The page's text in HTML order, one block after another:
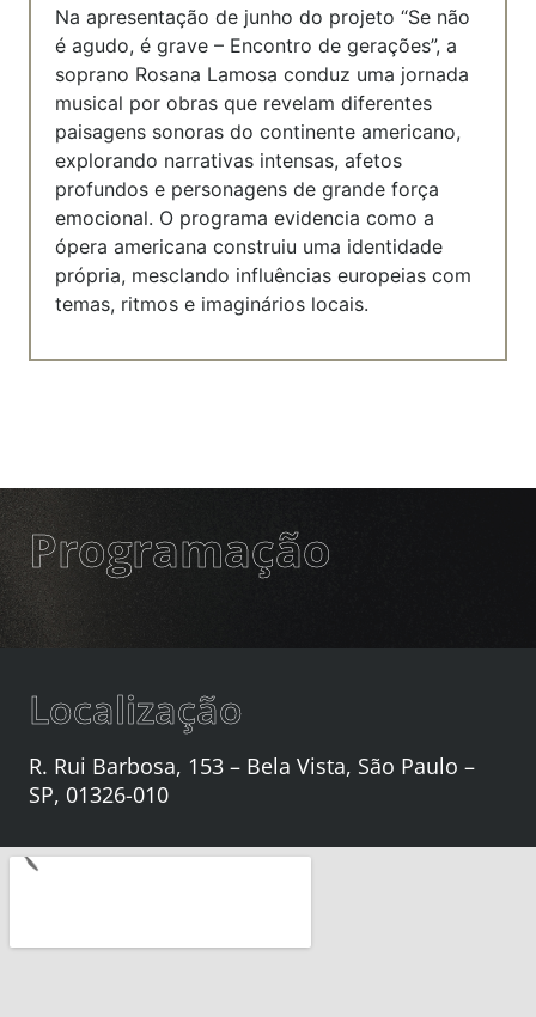
Na apresentação de junho do projeto “Se não
é agudo, é grave – Encontro de gerações”, a
soprano Rosana Lamosa conduz uma jornada
musical por obras que revelam diferentes
paisagens sonoras do continente americano,
explorando narrativas intensas, afetos
profundos e personagens de grande força
emocional. O programa evidencia como a
ópera americana construiu uma identidade
própria, mesclando influências europeias com
temas, ritmos e imaginários locais.
Programação
Localização
R. Rui Barbosa, 153 – Bela Vista, São Paulo –
SP, 01326-010